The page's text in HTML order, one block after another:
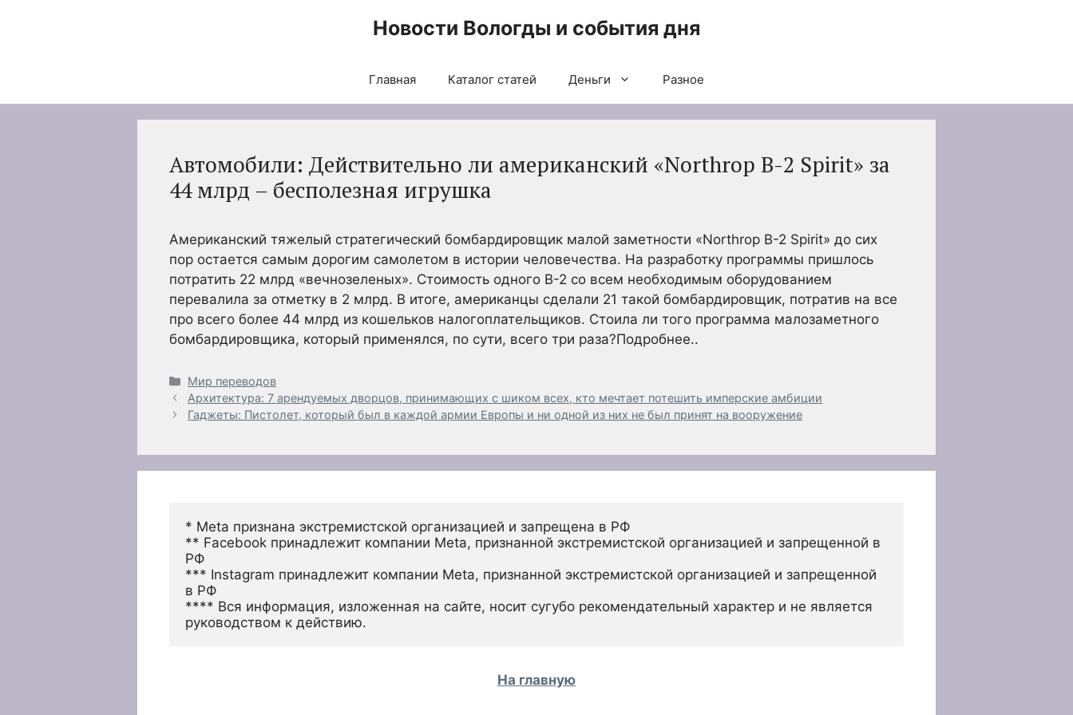
Новости Вологды и события дня
Главная Каталог статей Деньги Разное
Автомобили: Действительно ли американский «Northrop B-2 Spirit» за
44 млрд – бесполезная игрушка
Американский тяжелый стратегический бомбардировщик малой заметности «Northrop B-2 Spirit» до сих
пор остается самым дорогим самолетом в истории человечества. На разработку программы пришлось
потратить 22 млрд «вечнозеленых». Стоимость одного B-2 со всем необходимым оборудованием
перевалила за отметку в 2 млрд. В итоге, американцы сделали 21 такой бомбардировщик, потратив на все
про всего более 44 млрд из кошельков налогоплательщиков. Стоила ли того программа малозаметного
бомбардировщика, который применялся, по сути, всего три раза?Подробнее..
Рубрики
Мир переводов
Архитектура: 7 арендуемых дворцов, принимающих с шиком всех, кто мечтает потешить имперские амбиции
Гаджеты: Пистолет, который был в каждой армии Европы и ни одной из них не был принят на вооружение
* Meta признана экстремистской организацией и запрещена в РФ
** Facebook принадлежит компании Meta, признанной экстремистской организацией и запрещенной в
РФ
*** Instagram принадлежит компании Meta, признанной экстремистской организацией и запрещенной
в РФ
**** Вся информация, изложенная на сайте, носит сугубо рекомендательный характер и не является
руководством к действию.
На главную